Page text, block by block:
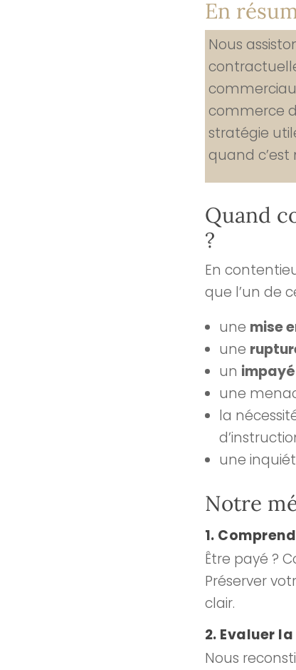
En
Nous
commerce
stratégie
quand c’est
Quand
?
En
que l’un de
une mise
une
un
une
la
une
Notre
1.
Être payé ?
Préserver
clair.
2. Evaluer
Nous